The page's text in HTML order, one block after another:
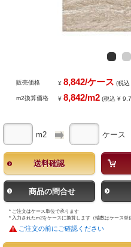
販売価格 ¥8,842/ケース (税
m2換算価格 ¥8,842/m2 (税込 ¥
m2 ケース
送料確認
商品の問合せ
* ご注文はケース単位で承ります
* 入力されたm2をケースに換算します（端数はケース単
ご注文の前にご確認ください